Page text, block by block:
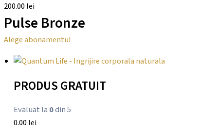
200.00 lei
Pulse Bronze
Alege abonamentul
PRODUS GRATUIT
Evaluat la 0din 5
0.00 lei